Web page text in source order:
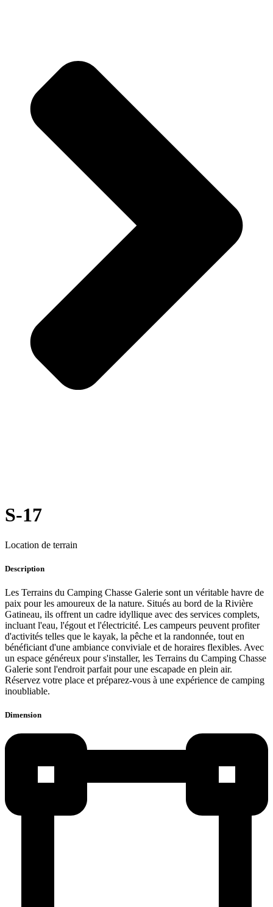
S-17
Location de terrain
Description
Les Terrains du Camping Chasse Galerie sont un véritable havre de
paix pour les amoureux de la nature. Situés au bord de la Rivière
Gatineau, ils offrent un cadre idyllique avec des services complets,
incluant l'eau, l'égout et l'électricité. Les campeurs peuvent profiter
d'activités telles que le kayak, la pêche et la randonnée, tout en
bénéficiant d'une ambiance conviviale et de horaires flexibles. Avec
un espace généreux pour s'installer, les Terrains du Camping Chasse
Galerie sont l'endroit parfait pour une escapade en plein air.
Réservez votre place et préparez-vous à une expérience de camping
inoubliable.
Dimension